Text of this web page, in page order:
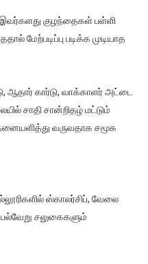
குழந்தைகள் பள்ளி
மேற்படிப்பு படிக்க முடியாத
ஆதார் கார்டு, வாக்காளர் அட்டை
சாதி சான்றிதழ் மட்டும்
வருவதாக சமூக
ஸ்காலர்சிப், வேலை
பல்வேறு சலுகைகளும்